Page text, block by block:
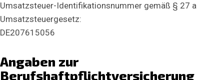
Umsatzsteuer-Identifikationsnummer gemäß § 27 a
Umsatzsteuergesetz:
DE207615056
Angaben zur
Berufshaftpflichtversicherung